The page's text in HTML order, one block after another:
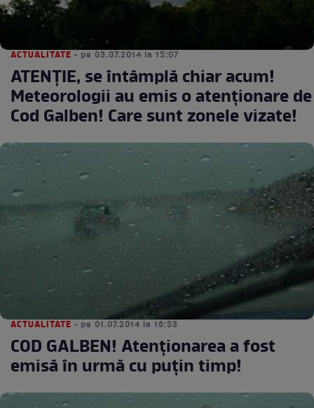
ACTUALITATE • pe 03.07.2014 la 15:07
ATENŢIE, se întâmplă chiar acum!
Meteorologii au emis o atenţionare de
Cod Galben! Care sunt zonele vizate!
ACTUALITATE • pe 01.07.2014 la 16:53
COD GALBEN! Atenţionarea a fost
emisă în urmă cu puţin timp!